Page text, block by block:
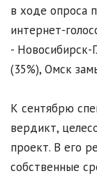
в ходе опроса
интернет-
- Новосибирск-
(35%), Омск
К сентябрю
вердикт,
проект. В его
собственные